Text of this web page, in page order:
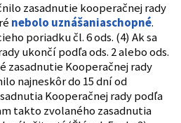
zasadnutie kooperačnej rady
nebolo uznášaniaschopné.
poriadku čl. 6 ods. (4) Ak sa
ukončí podľa ods. 2 alebo ods.
zasadnutie Kooperačnej rady
najneskôr do 15 dní od
Kooperačnej rady podľa
takto zvolaného zasadnutia